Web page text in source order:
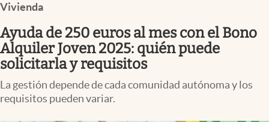
Vivienda
Ayuda de 250 euros al mes con el Bono
Alquiler Joven 2025: quién puede
solicitarla y requisitos
La gestión depende de cada comunidad autónoma y los
requisitos pueden variar.